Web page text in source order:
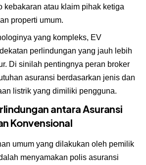
kebakaran atau klaim pihak ketiga
properti umum.
yang kompleks, EV
perlindungan yang jauh lebih
Di sinilah pentingnya peran broker
asuransi berdasarkan jenis dan
listrik yang dimiliki pengguna.
antara Asuransi
Konvensional
umum yang dilakukan oleh pemilik
menyamakan polis asuransi